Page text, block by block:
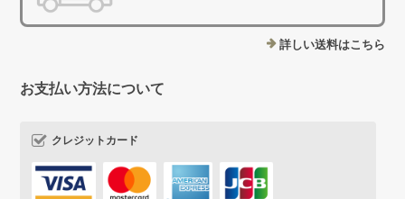
詳しい送料はこちら
お支払い方法について
クレジットカード